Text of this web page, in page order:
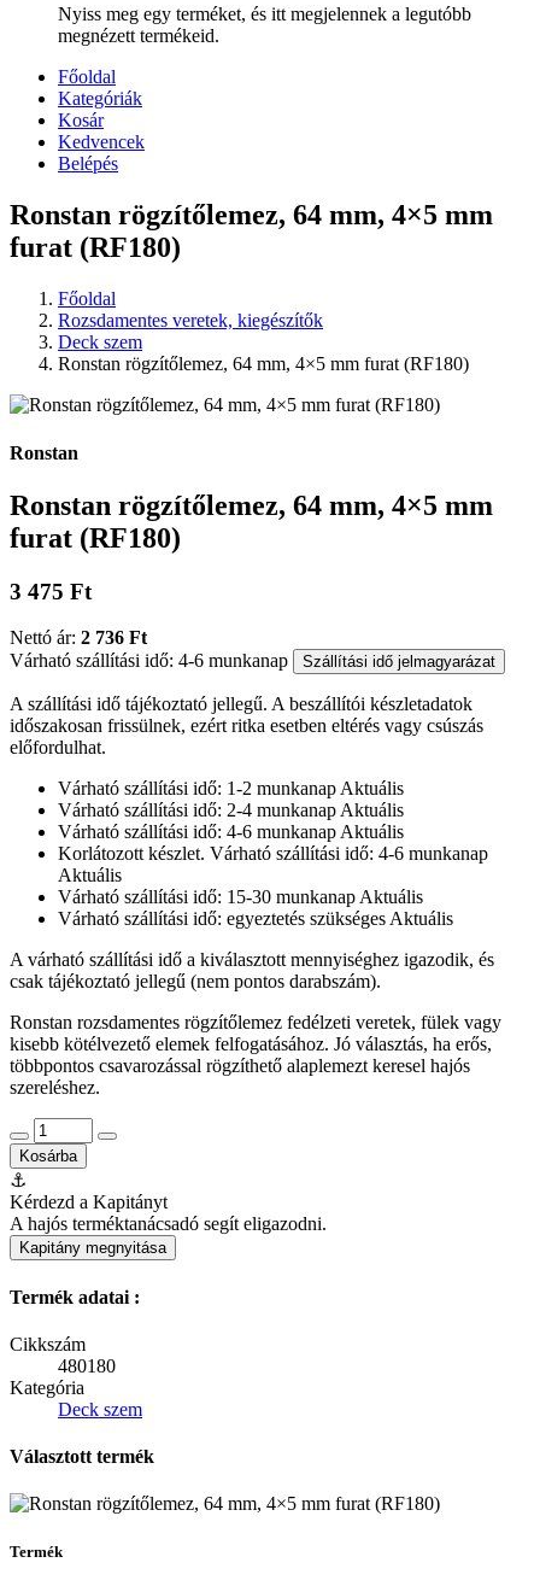
Nyiss meg egy terméket, és itt megjelennek a legutóbb
megnézett termékeid.
Főoldal
Kategóriák
Kosár
Kedvencek
Belépés
Ronstan rögzítőlemez, 64 mm, 4×5 mm
furat (RF180)
Főoldal
Rozsdamentes veretek, kiegészítők
Deck szem
Ronstan rögzítőlemez, 64 mm, 4×5 mm furat (RF180)
Ronstan
Ronstan rögzítőlemez, 64 mm, 4×5 mm
furat (RF180)
3 475 Ft
Nettó ár: 2 736 Ft
Várható szállítási idő: 4-6 munkanap
Szállítási idő jelmagyarázat
A szállítási idő tájékoztató jellegű. A beszállítói készletadatok
időszakosan frissülnek, ezért ritka esetben eltérés vagy csúszás
előfordulhat.
Várható szállítási idő: 1-2 munkanapAktuális
Várható szállítási idő: 2-4 munkanapAktuális
Várható szállítási idő: 4-6 munkanapAktuális
Korlátozott készlet. Várható szállítási idő: 4-6 munkanap
Aktuális
Várható szállítási idő: 15-30 munkanapAktuális
Várható szállítási idő: egyeztetés szükségesAktuális
A várható szállítási idő a kiválasztott mennyiséghez igazodik, és
csak tájékoztató jellegű (nem pontos darabszám).
Ronstan rozsdamentes rögzítőlemez fedélzeti veretek, fülek vagy
kisebb kötélvezető elemek felfogatásához. Jó választás, ha erős,
többpontos csavarozással rögzíthető alaplemezt keresel hajós
szereléshez.
Kosárba
⚓
Kérdezd a Kapitányt
A hajós terméktanácsadó segít eligazodni.
Kapitány megnyitása
Termék adatai :
Cikkszám
480180
Kategória
Deck szem
Választott termék
Termék